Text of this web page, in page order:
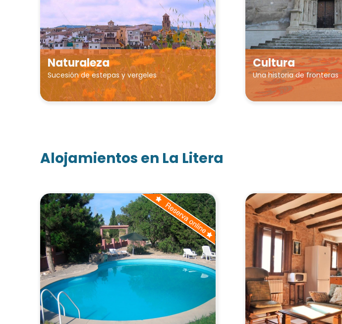
Naturaleza
Sucesión de estepas y vergeles
Cultura
Una historia de fronteras
Alojamientos en La Litera